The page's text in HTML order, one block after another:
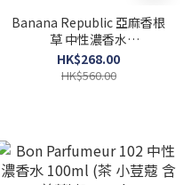
Banana Republic 亞麻香根
草 中性濃香水
75ml(Barcode:
840797116504)
HK$268.00
HK$560.00